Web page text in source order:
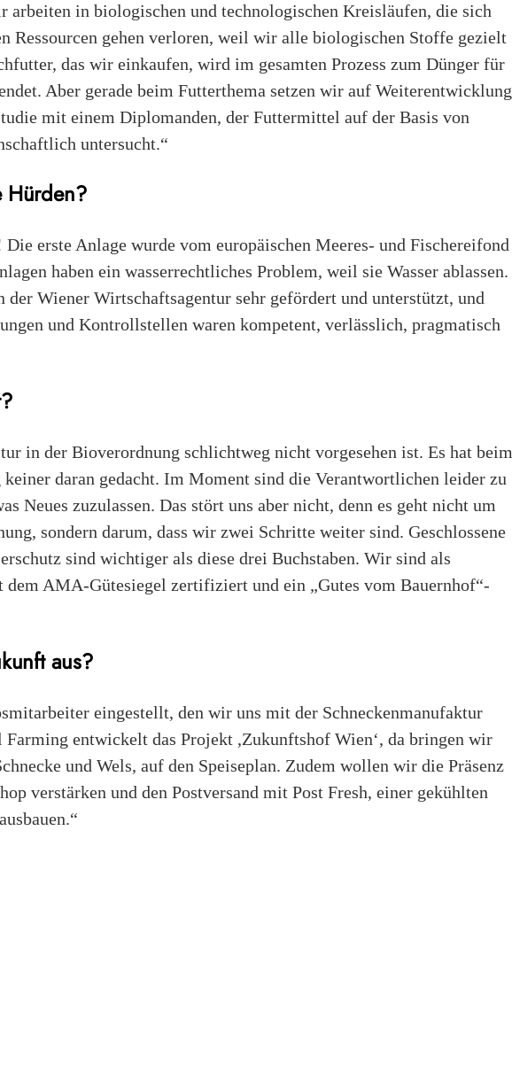
arbeiten in biologischen und technologischen Kreisläufen, die sich
Ressourcen gehen verloren, weil wir alle biologischen Stoffe gezielt
das wir einkaufen, wird im gesamten Prozess zum Dünger für
Aber gerade beim Futterthema setzen wir auf Weiterentwicklung
mit einem Diplomanden, der Futtermittel auf der Basis von
untersucht.“
Hürden?
erste Anlage wurde vom europäischen Meeres- und Fischereifond
haben ein wasserrechtliches Problem, weil sie Wasser ablassen.
der Wiener Wirtschaftsagentur sehr gefördert und unterstützt, und
und Kontrollstellen waren kompetent, verlässlich, pragmatisch
in der Bioverordnung schlichtweg nicht vorgesehen ist. Es hat beim
keiner daran gedacht. Im Moment sind die Verantwortlichen leider zu
Neues zuzulassen. Das stört uns aber nicht, denn es geht nicht um
sondern darum, dass wir zwei Schritte weiter sind. Geschlossene
sind wichtiger als diese drei Buchstaben. Wir sind als
AMA-Gütesiegel zertifiziert und ein „Gutes vom Bauernhof“-
aus?
eingestellt, den wir uns mit der Schneckenmanufaktur
entwickelt das Projekt ,Zukunftshof Wien‘, da bringen wir
und Wels, auf den Speiseplan. Zudem wollen wir die Präsenz
verstärken und den Postversand mit Post Fresh, einer gekühlten